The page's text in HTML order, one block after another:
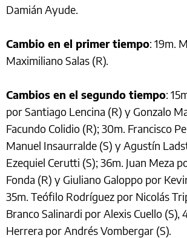
Damián Ayude.
Cambio en el primer tiempo: 19m.
Maximiliano Salas (R).
Cambios en el segundo tiempo:
por Santiago Lencina (R) y Gonzalo
Facundo Colidio (R); 30m. Francisco
Manuel Insaurralde (S) y Agustín
Ezequiel Cerutti (S); 36m. Juan Meza
Fonda (R) y Giuliano Galoppo por
35m. Teófilo Rodríguez por Nicolás
Branco Salinardi por Alexis Cuello (S),
Herrera por Andrés Vombergar (S).